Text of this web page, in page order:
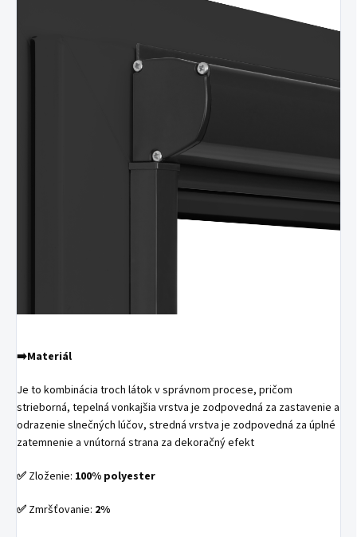
➡️Materiál
Je to kombinácia troch látok v správnom procese, pričom
strieborná, tepelná vonkajšia vrstva je zodpovedná za zastavenie a
odrazenie slnečných lúčov, stredná vrstva je zodpovedná za úplné
zatemnenie a vnútorná strana za dekoračný efekt
✅ Zloženie: 100% polyester
✅ Zmršťovanie: 2%